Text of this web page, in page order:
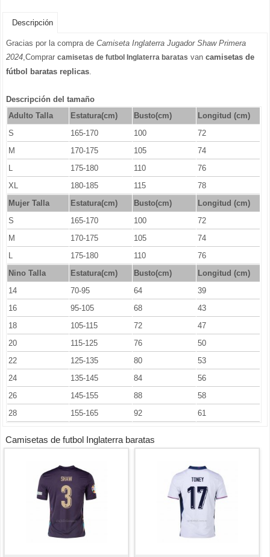
Descripción
Gracias por la compra de Camiseta Inglaterra Jugador Shaw Primera
2024,Comprar camisetas de futbol Inglaterra baratas van camisetas de
fútbol baratas replicas.
Descripción del tamaño
Adulto Talla
Estatura(cm) Busto(cm)
Longitud (cm)
S
165-170 100
72
M
170-175 105
74
L
175-180 110
76
XL
180-185 115
78
Mujer Talla
Estatura(cm) Busto(cm)
Longitud (cm)
S
165-170 100
72
M
170-175 105
74
L
175-180 110
76
Nino Talla
Estatura(cm) Busto(cm)
Longitud (cm)
14
70-95 64
39
16
95-105 68
43
18
105-115 72
47
20
115-125 76
50
22
125-135 80
53
24
135-145 84
56
26
145-155 88
58
28
155-165 92 61
Camisetas de futbol Inglaterra baratas